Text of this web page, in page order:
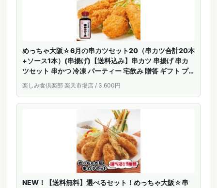
めっちゃ大阪☆6月の串カツセット20（串カツ合計20本
+ソース1本）(串揚げ)【送料込み】串カツ 串揚げ 串カ
ツセット 串かつ 冷凍 パーティー 宅飲み 贈答 ギフト プ
レゼント お歳暮 お中元
楽しみ食倶楽部 楽天市場店 / 3,600円
NEW！【送料無料】選べるセット！めっちゃ大阪☆串